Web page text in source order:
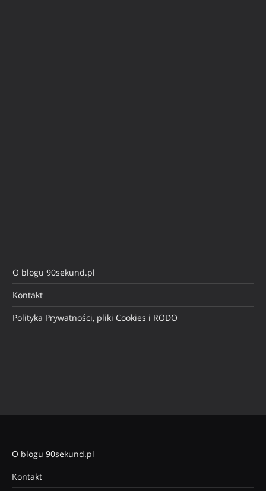
O blogu 90sekund.pl
Kontakt
Polityka Prywatności, pliki Cookies i RODO
O blogu 90sekund.pl
Kontakt